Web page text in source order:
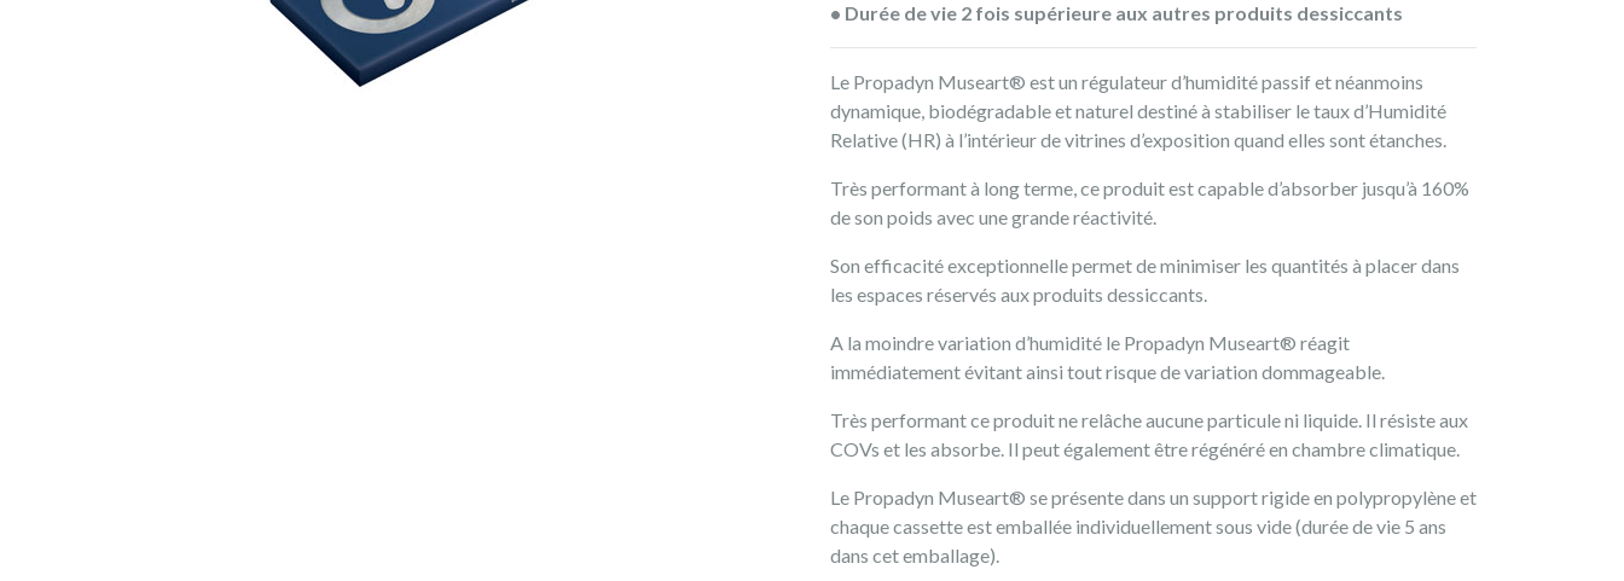
• Durée de vie 2 fois supérieure aux autres produits dessiccants
Le Propadyn Museart® est un régulateur d’humidité passif et néanmoins
dynamique, biodégradable et naturel destiné à stabiliser le taux d’Humidité
Relative (HR) à l’intérieur de vitrines d’exposition quand elles sont étanches.
Très performant à long terme, ce produit est capable d’absorber jusqu’à 160%
de son poids avec une grande réactivité.
Son efficacité exceptionnelle permet de minimiser les quantités à placer dans
les espaces réservés aux produits dessiccants.
A la moindre variation d’humidité le Propadyn Museart® réagit
immédiatement évitant ainsi tout risque de variation dommageable.
Très performant ce produit ne relâche aucune particule ni liquide. Il résiste aux
COVs et les absorbe. Il peut également être régénéré en chambre climatique.
Le Propadyn Museart® se présente dans un support rigide en polypropylène et
chaque cassette est emballée individuellement sous vide (durée de vie 5 ans
dans cet emballage).